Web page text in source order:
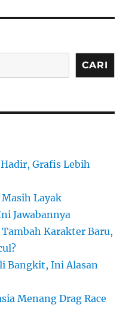
CARI
Grafis Lebih
Layak
Jawabannya
Karakter Baru,
Bangkit, Ini Alasan
Menang Drag Race